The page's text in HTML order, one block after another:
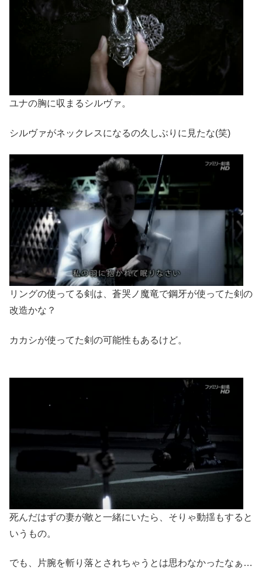
ユナの胸に収まるシルヴァ。
シルヴァがネックレスになるの久しぶりに見たな(笑)
リングの使ってる剣は、蒼哭ノ魔竜で鋼牙が使ってた剣の
改造かな？
カカシが使ってた剣の可能性もあるけど。
死んだはずの妻が敵と一緒にいたら、そりゃ動揺もすると
いうもの。
でも、片腕を斬り落とされちゃうとは思わなかったなぁ…